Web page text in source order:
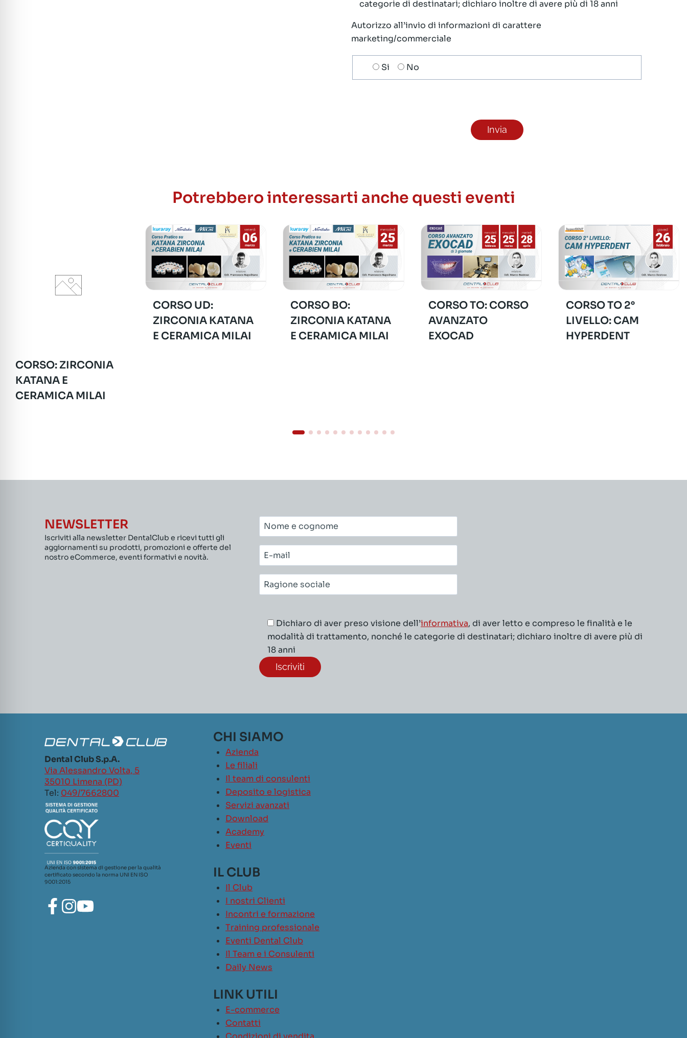
categorie di destinatari; dichiaro inoltre di avere più di 18 anni
Autorizzo all’invio di informazioni di carattere
marketing/commerciale
Scelta
invio
Si No
Potrebbero interessarti anche questi eventi
CORSO: ZIRCONIA
KATANA E
CERAMICA MILAI
CORSO UD:
ZIRCONIA KATANA
E CERAMICA MILAI
CORSO BO:
ZIRCONIA KATANA
E CERAMICA MILAI
CORSO TO: CORSO
AVANZATO
EXOCAD
CORSO TO 2°
LIVELLO: CAM
HYPERDENT
NEWSLETTER
Iscriviti alla newsletter DentalClub e ricevi tutti gli
aggiornamenti su prodotti, promozioni e offerte del
nostro eCommerce, eventi formativi e novità.
Nome
e
cognome*
E-
mail*
Ragione
sociale*
Dichiaro di aver preso visione dell’informativa, di aver letto e compreso le finalità e le
modalità di trattamento, nonché le categorie di destinatari; dichiaro inoltre di avere più di
18 anni
Dental Club S.p.A.
Via Alessandro Volta, 5
35010 Limena (PD)
Tel: 049/7662800
Azienda con sistema di gestione per la qualità
certificato secondo la norma UNI EN ISO
9001:2015
CHI SIAMO
Azienda
Le filiali
Il team di consulenti
Deposito e logistica
Servizi avanzati
Download
Academy
Eventi
IL CLUB
Il Club
I nostri Clienti
Incontri e formazione
Training professionale
Eventi Dental Club
Il Team e i Consulenti
Daily News
LINK UTILI
E-commerce
Contatti